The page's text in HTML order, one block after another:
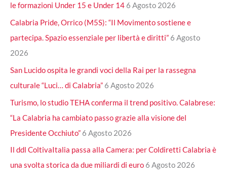
le formazioni Under 15 e Under 14 6 Agosto 2026
Calabria Pride, Orrico (M5S): “Il Movimento sostiene e
partecipa. Spazio essenziale per libertà e diritti” 6 Agosto
2026
San Lucido ospita le grandi voci della Rai per la rassegna
culturale “Luci… di Calabria” 6 Agosto 2026
Turismo, lo studio TEHA conferma il trend positivo. Calabrese:
“La Calabria ha cambiato passo grazie alla visione del
Presidente Occhiuto” 6 Agosto 2026
Il ddl ColtivaItalia passa alla Camera: per Coldiretti Calabria è
una svolta storica da due miliardi di euro 6 Agosto 2026